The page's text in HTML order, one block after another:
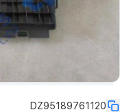
DZ95189761120